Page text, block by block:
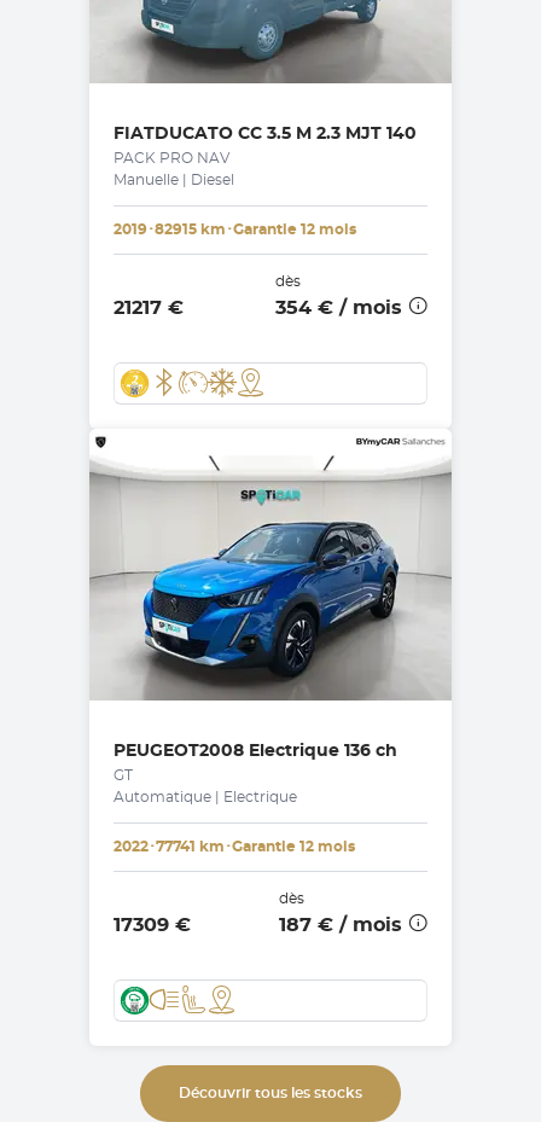
FIAT DUCATO CC 3.5 M 2.3 MJT 140
PACK PRO NAV
Manuelle | Diesel
2019･82915 km ･Garantie 12 mois
21217 €
dès
354 € / mois
PEUGEOT2008 Electrique 136 ch
GT
Automatique | Electrique
2022･77741 km ･Garantie 12 mois
17309 €
dès
187 € / mois
Découvrir tous les stocks